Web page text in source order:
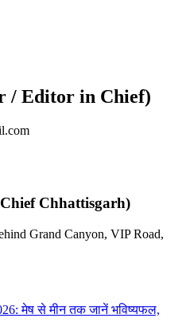
/ Editor in Chief)
Chhattisgarh)
Grand Canyon, VIP Road,
मेष से मीन तक जानें भविष्यफल,